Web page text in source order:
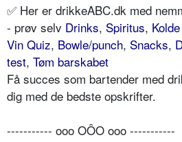
✅ Her er drikkeABC.dk med
- prøv selv Drinks, Spiritus,
Vin Quiz, Bowle/punch, Snacks,
test, Tøm barskabet
Få succes som bartender med
dig med de bedste opskrifter.
----------- ooo OÔO ooo -----------